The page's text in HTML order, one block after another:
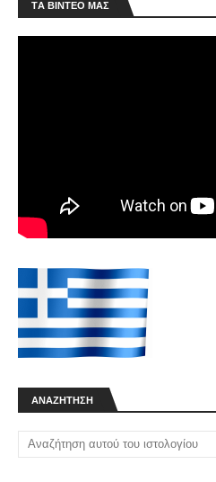
ΤA ΒΙΝΤΕΟ MAΣ
ΑΝΑΖΉΤΗΣΗ